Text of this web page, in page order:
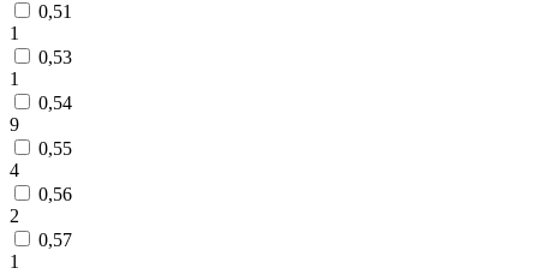
0,51
1
0,53
1
0,54
9
0,55
4
0,56
2
0,57
1